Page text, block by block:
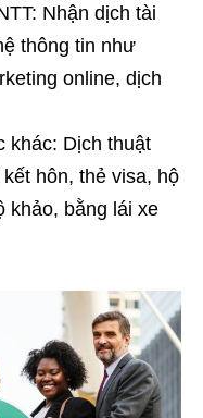
Nhận dịch tài
thông tin như
online, dịch
khác: Dịch thuật
hôn, thẻ visa, hộ
khảo, bằng lái xe